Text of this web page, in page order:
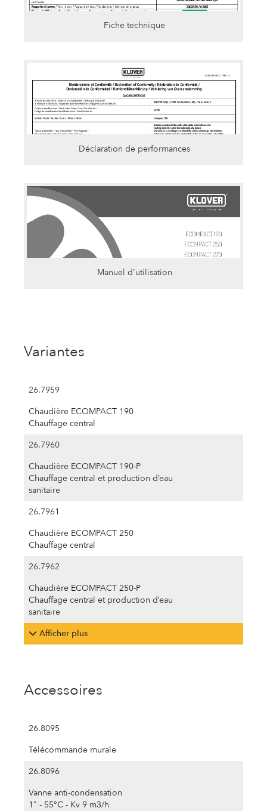
Fiche technique
Déclaration de performances
Manuel d'utilisation
Variantes
26.7959
Chaudière ECOMPACT 190
Chauffage central
26.7960
Chaudière ECOMPACT 190-P
Chauffage central et production d’eau
sanitaire
26.7961
Chaudière ECOMPACT 250
Chauffage central
26.7962
Chaudière ECOMPACT 250-P
Chauffage central et production d’eau
sanitaire
Afficher plus
Accessoires
26.8095
Télécommande murale
26.8096
Vanne anti-condensation
1" - 55°C - Kv 9 m3/h